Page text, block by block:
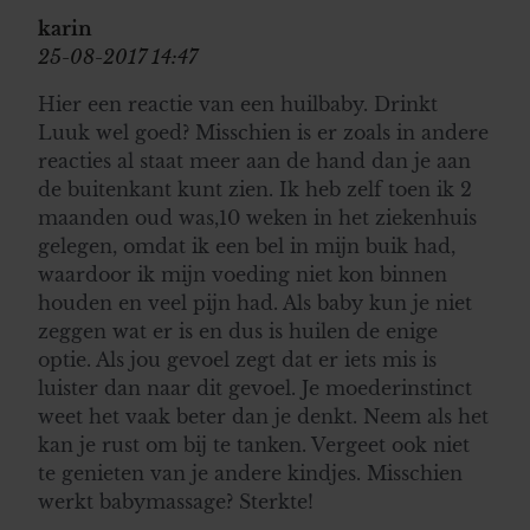
karin
25-08-2017 14:47
Hier een reactie van een huilbaby. Drinkt
Luuk wel goed? Misschien is er zoals in andere
reacties al staat meer aan de hand dan je aan
de buitenkant kunt zien. Ik heb zelf toen ik 2
maanden oud was,10 weken in het ziekenhuis
gelegen, omdat ik een bel in mijn buik had,
waardoor ik mijn voeding niet kon binnen
houden en veel pijn had. Als baby kun je niet
zeggen wat er is en dus is huilen de enige
optie. Als jou gevoel zegt dat er iets mis is
luister dan naar dit gevoel. Je moederinstinct
weet het vaak beter dan je denkt. Neem als het
kan je rust om bij te tanken. Vergeet ook niet
te genieten van je andere kindjes. Misschien
werkt babymassage? Sterkte!